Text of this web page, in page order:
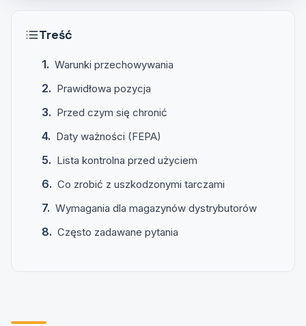
Treść
Warunki przechowywania
Prawidłowa pozycja
Przed czym się chronić
Daty ważności (FEPA)
Lista kontrolna przed użyciem
Co zrobić z uszkodzonymi tarczami
Wymagania dla magazynów dystrybutorów
Często zadawane pytania